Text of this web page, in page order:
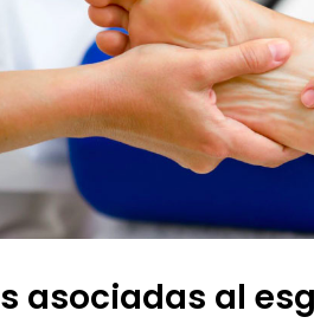
asociadas al